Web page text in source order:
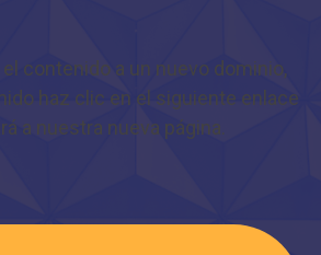
contenido a un nuevo dominio,
haz clic en el siguiente enlace
a nuestra nueva página.